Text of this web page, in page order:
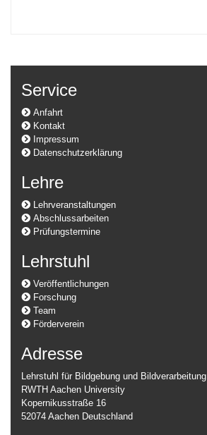
Service
Anfahrt
Kontakt
Impressum
Datenschutzerklärung
Lehre
Lehrveranstaltungen
Abschlussarbeiten
Prüfungstermine
Lehrstuhl
Veröffentlichungen
Forschung
Team
Förderverein
Adresse
Lehrstuhl für Bildgebung und Bildverarbeitung
RWTH Aachen University
Kopernikusstraße 16
52074 Aachen Deutschland